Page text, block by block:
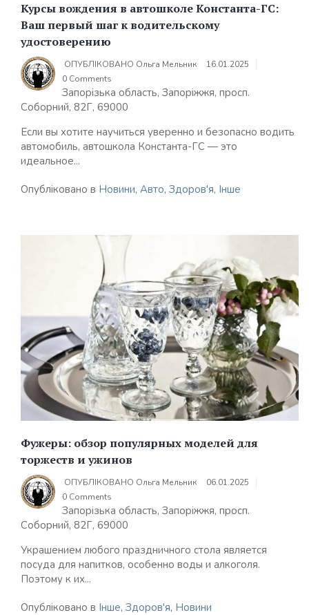
Курсы вождения в автошколе Константа-ГС:
Ваш первый шаг к водительскому
удостоверению
ОПУБЛІКОВАНО Ольга Мельник
16.01.2025
0 Comments
Запорізька область, Запоріжжя, просп.
Соборний, 82Г, 69000
Если вы хотите научиться уверенно и безопасно водить
автомобиль, автошкола Константа-ГС — это
идеальное...
Опубліковано в Новини, Авто, Здоров'я, Інше
Фужеры: обзор популярных моделей для
торжеств и ужинов
ОПУБЛІКОВАНО Ольга Мельник
06.01.2025
0 Comments
Запорізька область, Запоріжжя, просп.
Соборний, 82Г, 69000
Украшением любого праздничного стола является
посуда для напитков, особенно воды и алкоголя.
Поэтому к их...
Опубліковано в Інше, Здоров'я, Новини